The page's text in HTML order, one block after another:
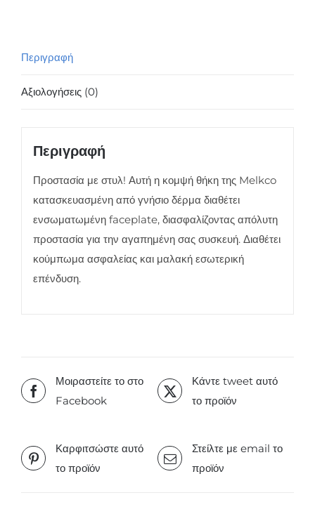
Face
Cover
ποσότητα
Περιγραφή
Αξιολογήσεις (0)
Περιγραφή
Προστασία με στυλ! Αυτή η κομψή θήκη της Melkco
κατασκευασμένη από γνήσιο δέρμα διαθέτει
ενσωματωμένη faceplate, διασφαλίζοντας απόλυτη
προστασία για την αγαπημένη σας συσκευή. Διαθέτει
κούμπωμα ασφαλείας και μαλακή εσωτερική
επένδυση.
Μοιραστείτε το στο
Facebook
Κάντε tweet αυτό
το προϊόν
Καρφιτσώστε αυτό
το προϊόν
Στείλτε με email το
προϊόν